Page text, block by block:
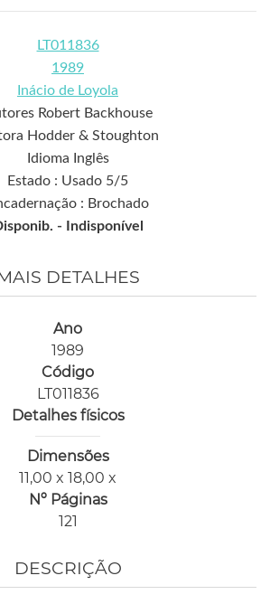
LT011836
1989
Inácio de Loyola
Robert Backhouse
Hodder & Stoughton
Idioma Inglês
Estado : Usado 5/5
: Brochado
-
Indisponível
DETALHES
Ano
1989
Código
LT011836
Detalhes físicos
Dimensões
11,00 x 18,00 x
Nº Páginas
121
DESCRIÇÃO